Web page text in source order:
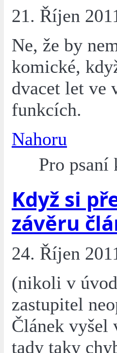
21. Říjen
Ne, že by
komické,
dvacet let ve
funkcích.
Nahoru
Pro psaní
Když si
závěru
24. Říjen
(nikoli v
zastupitel
Článek vyšel
tady taky